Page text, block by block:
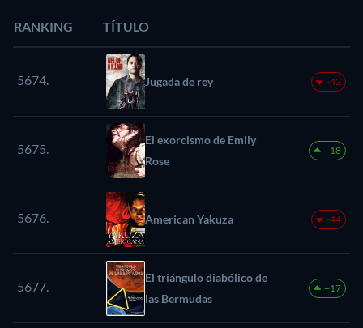
RANKING TÍTULO
5674. Jugada de rey -42
5675.
El exorcismo de Emily
Rose
+18
5676. American Yakuza -44
5677.
El triángulo diabólico de
las Bermudas
+17